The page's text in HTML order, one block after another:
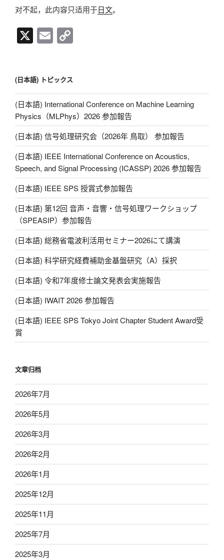
对不起，此内容只适用于日文。
X E
m
Li
n
k
(日本語) トピックス
(日本語) International Conference on Machine Learning
Physics（MLPhys）2026 参加報告
(日本語) 信号処理研究会（2026年 鳥取） 参加報告
(日本語) IEEE International Conference on Acoustics,
Speech, and Signal Processing (ICASSP) 2026 参加報告
(日本語) IEEE SPS 授賞式参加報告
(日本語) 第12回 音声・音響・信号処理ワークショップ
（SPEASIP）参加報告
(日本語) 総務省電波利活用セミナー2026にて講演
(日本語) 科学研究経費補助金基盤研究（A）採択
(日本語) 令和7年度修士論文発表会実施報告
(日本語) IWAIT 2026 参加報告
(日本語) IEEE SPS Tokyo Joint Chapter Student Award受
賞
文章归档
2026年7月
2026年5月
2026年3月
2026年2月
2026年1月
2025年12月
2025年11月
2025年7月
2025年3月